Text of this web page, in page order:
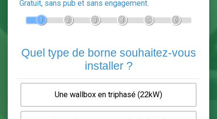
Devis Pose de borne de
En 5 minutes, demandez3 devis comparatifs
Gratuit, sans pub et sans engagement.
2 3 6
Quel type de borne souhaitez-